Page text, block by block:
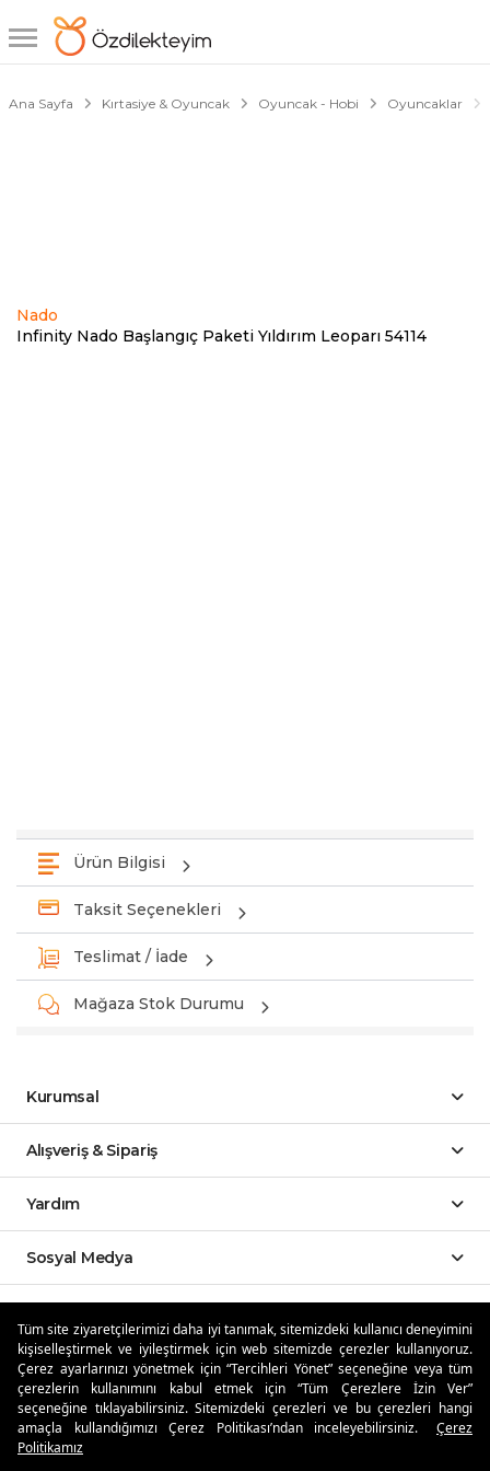
Tüm site ziyaretçilerimizi daha iyi tanımak, sitemizdeki kullanıcı deneyimini
kişiselleştirmek ve iyileştirmek için web sitemizde çerezler kullanıyoruz.
Çerez ayarlarınızı yönetmek için “Tercihleri Yönet” seçeneğine veya tüm
çerezlerin kullanımını kabul etmek için “Tüm Çerezlere İzin Ver”
seçeneğine tıklayabilirsiniz. Sitemizdeki çerezleri ve bu çerezleri hangi
amaçla kullandığımızı Çerez Politikası’ndan inceleyebilirsiniz.
Çerez
Politikamız
Ana Sayfa Kırtasiye & Oyuncak Oyuncak - Hobi Oyuncaklar
Nado
Infinity Nado Başlangıç Paketi Yıldırım Leoparı 54114
1/2
Ürün Bilgisi
Taksit Seçenekleri
Teslimat / İade
Mağaza Stok Durumu
Kurumsal
Alışveriş & Sipariş
Yardım
Sosyal Medya
Özdilekteyim'de Taksit Avantajları
Güvenli Alışveriş